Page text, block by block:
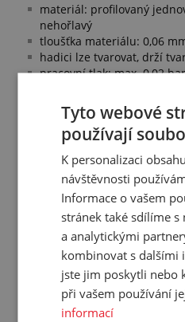
materiál: profilovaný
nehořlavý
tloušťka materiálu: 0,06
hadici lze tvarovat, drží
pracovní tlak: max. 0,02 bar
barva: černá matná
pracovní teplota: -30 °C/
Další informace:
délka se udává při
flexibilní potrubí má
Přehled vlastností
Vnitřní průměr:
Provedení:
1-
Tyto webové
používají
K personalizaci
návštěvnosti
Informace o vašem
stránek také sdílíme
a analytickými
kombinovat s dalšími
jste jim poskytli nebo
při vašem používání
informací